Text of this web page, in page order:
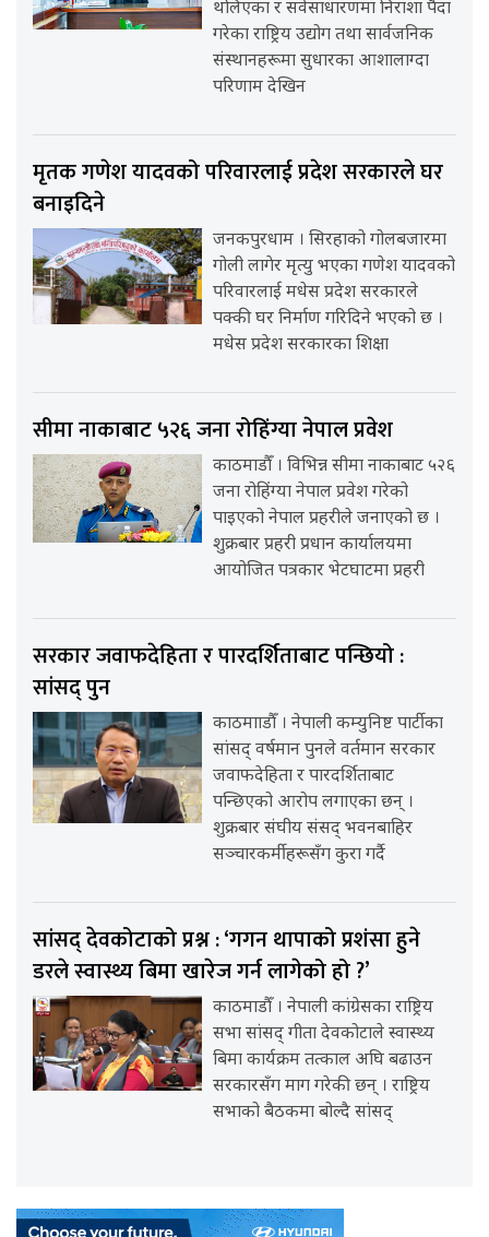
थलिएका र सर्वसाधारणमा निराशा पैदा
गरेका राष्ट्रिय उद्योग तथा सार्वजनिक
संस्थानहरूमा सुधारका आशालाग्दा
परिणाम देखिन
मृतक गणेश यादवको परिवारलाई प्रदेश सरकारले घर
बनाइदिने
जनकपुरधाम । सिरहाको गोलबजारमा
गोली लागेर मृत्यु भएका गणेश यादवको
परिवारलाई मधेस प्रदेश सरकारले
पक्की घर निर्माण गरिदिने भएको छ ।
मधेस प्रदेश सरकारका शिक्षा
सीमा नाकाबाट ५२६ जना रोहिंग्या नेपाल प्रवेश
काठमाडौँ । विभिन्न सीमा नाकाबाट ५२६
जना रोहिंग्या नेपाल प्रवेश गरेको
पाइएको नेपाल प्रहरीले जनाएको छ ।
शुक्रबार प्रहरी प्रधान कार्यालयमा
आयोजित पत्रकार भेटघाटमा प्रहरी
सरकार जवाफदेहिता र पारदर्शिताबाट पन्छियो :
सांसद् पुन
काठमााडौँ । नेपाली कम्युनिष्ट पार्टीका
सांसद् वर्षमान पुनले वर्तमान सरकार
जवाफदेहिता र पारदर्शिताबाट
पन्छिएको आरोप लगाएका छन् ।
शुक्रबार संघीय संसद् भवनबाहिर
सञ्चारकर्मीहरूसँग कुरा गर्दै
सांसद् देवकोटाको प्रश्न : ‘गगन थापाको प्रशंसा हुने
डरले स्वास्थ्य बिमा खारेज गर्न लागेको हो ?’
काठमाडौँ । नेपाली कांग्रेसका राष्ट्रिय
सभा सांसद् गीता देवकोटाले स्वास्थ्य
बिमा कार्यक्रम तत्काल अघि बढाउन
सरकारसँग माग गरेकी छन् । राष्ट्रिय
सभाको बैठकमा बोल्दै सांसद्